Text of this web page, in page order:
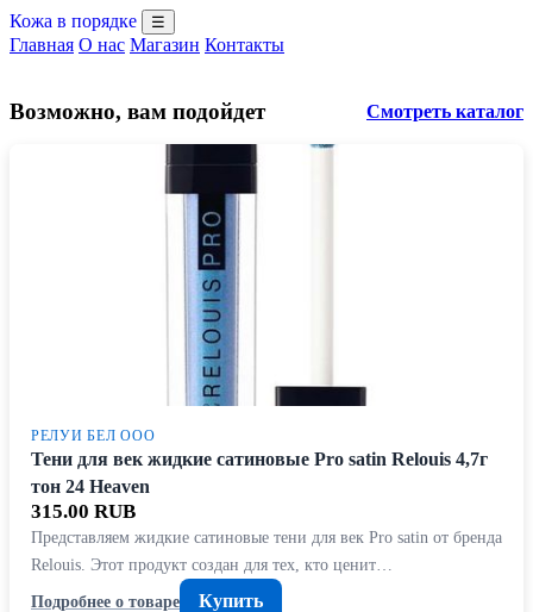
Кожа в порядке ☰
Главная О нас Магазин Контакты
Возможно, вам подойдет Смотреть каталог
РЕЛУИ БЕЛ ООО
Тени для век жидкие сатиновые Pro satin Relouis 4,7г
тон 24 Heaven
315.00 RUB
Представляем жидкие сатиновые тени для век Pro satin от бренда
Relouis. Этот продукт создан для тех, кто ценит…
Подробнее о товаре
Купить